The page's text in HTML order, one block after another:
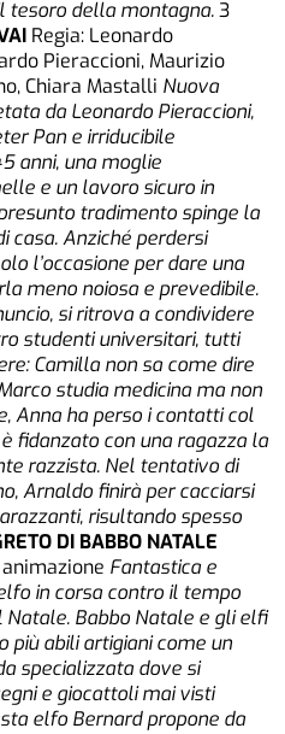
tesoro della montagna.3
Regia: Leonardo
Pieraccioni, Maurizio
Chiara Mastalli Nuova
da Leonardo Pieraccioni,
Pan e irriducibile
anni, una moglie
e un lavoro sicuro in
tradimento spinge la
casa. Anziché perdersi
l’occasione per dare una
meno noiosa e prevedibile.
si ritrova a condividere
studenti universitari, tutti
Camilla non sa come dire
studia medicina ma non
Anna ha perso i contatti col
fidanzato con una ragazza la
razzista. Nel tentativo di
Arnaldo finirà per cacciarsi
risultando spesso
DI BABBO NATALE
animazione Fantastica e
in corsa contro il tempo
Babbo Natale e gli elfi
più abili artigiani come un
specializzata dove si
e giocattoli mai visti
elfo Bernard propone da